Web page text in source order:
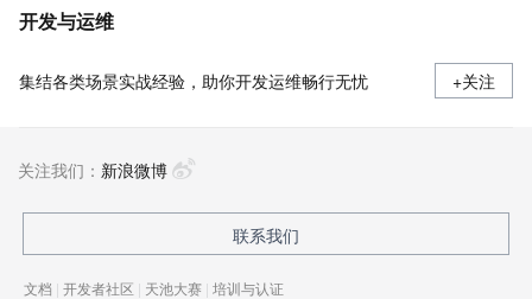
开发与运维
集结各类场景实战经验，助你开发运维畅行无忧 +关注
关注我们： 新浪微博
联系我们
文档 | 开发者社区 | 天池大赛 | 培训与认证